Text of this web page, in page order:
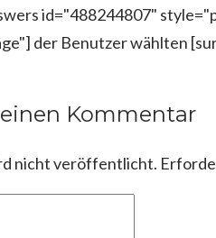
id="488244807"
der Benutzer wählten
Kommentar
nicht veröffentlicht.